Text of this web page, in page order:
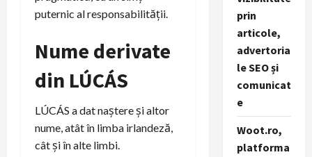
puternic al responsabilității.
Nume derivate
din LÚCÁS
LÚCÁS a dat naștere și altor
nume, atât în limba irlandeză,
cât și în alte limbi.
prin
articole,
advertoria
le SEO și
comunicat
e
Woot.ro,
platforma